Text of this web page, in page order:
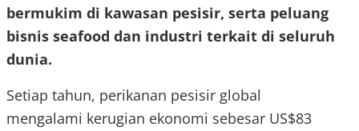
bermukim di kawasan pesisir, serta peluang
bisnis seafood dan industri terkait di seluruh
dunia.
Setiap tahun, perikanan pesisir global
mengalami kerugian ekonomi sebesar US$83